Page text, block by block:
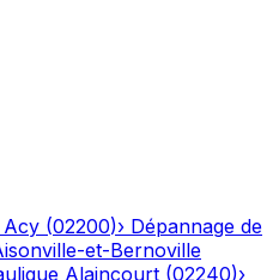
Acy (02200)› Dépannage de
et-Bernoville
Alaincourt (02240)›